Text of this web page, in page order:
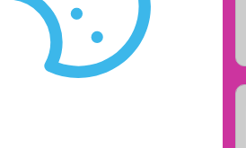
Pvc zandvangput, Ø400, incl.
dub. filter, 2x 160 mm,
H=100cm
Artikelnummer 80250021